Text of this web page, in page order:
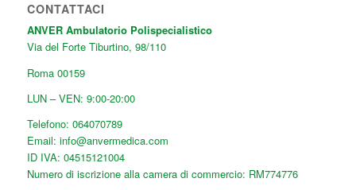
CONTATTACI
ANVER Ambulatorio Polispecialistico
Via del Forte Tiburtino, 98/110
Roma 00159
LUN – VEN: 9:00-20:00
Telefono: 064070789
Email: info@anvermedica.com
ID IVA: 04515121004
Numero di iscrizione alla camera di commercio: RM774776